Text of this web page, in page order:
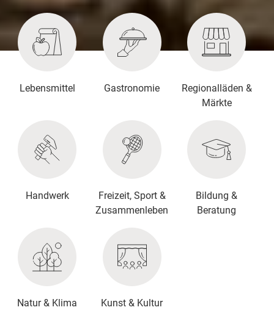
Lebensmittel Gastronomie
Regionalläden &
Märkte
Handwerk
Freizeit, Sport &
Zusammenleben
Bildung &
Beratung
Natur & Klima Kunst & Kultur